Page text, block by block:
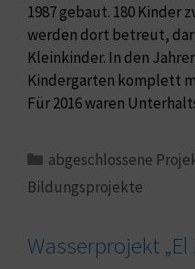
1987 gebaut. 180 Kinder
werden dort betreut,
Kleinkinder. In den
Kindergarten komplett
Für 2016 waren
abgeschlossene
Bildungsprojekte
Wasserprojekt „El